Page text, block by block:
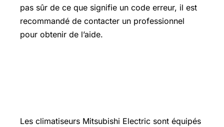
pas sûr de ce que signifie un code erreur, il est
recommandé de contacter un professionnel
pour obtenir de l’aide.
Les climatiseurs Mitsubishi Electric sont équipés